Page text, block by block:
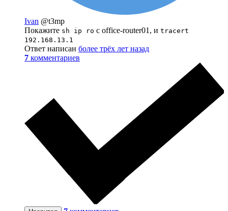
Ivan @t3mp
Покажите sh ip ro с office-router01, и tracert
192.168.13.1
Ответ написан более трёх лет назад
7 комментариев